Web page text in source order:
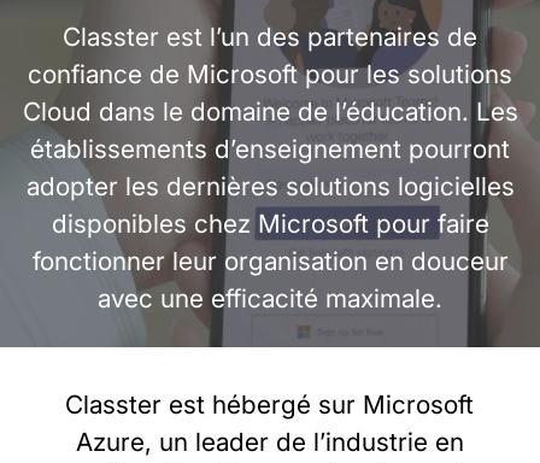
Classter est l’un des partenaires de
confiance de Microsoft pour les solutions
Cloud dans le domaine de l’éducation. Les
établissements d’enseignement pourront
adopter les dernières solutions logicielles
disponibles chez Microsoft pour faire
fonctionner leur organisation en douceur
avec une efficacité maximale.
Classter est hébergé sur Microsoft
Azure, un leader de l’industrie en